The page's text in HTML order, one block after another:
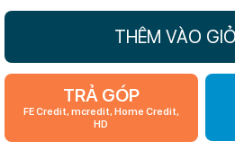
THÊM VÀO
TRẢ GÓP
FE Credit, mcredit, Home Credit,
HD